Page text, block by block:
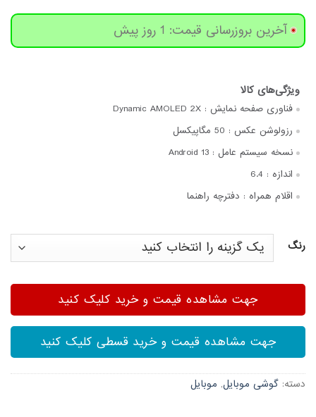
آخرین بروزرسانی قیمت: 1 روز پیش
فناوری صفحه‌ نمایش : Dynamic AMOLED 2X
رزولوشن عکس : 50 مگاپیکسل
نسخه سیستم عامل : Android 13
اندازه : 6.4
اقلام همراه : دفترچه‌ راهنما
رنگ
جهت مشاهده قیمت و خرید کلیک کنید
جهت مشاهده قیمت و خرید قسطی کلیک کنید
دسته: گوشی موبایل, موبایل